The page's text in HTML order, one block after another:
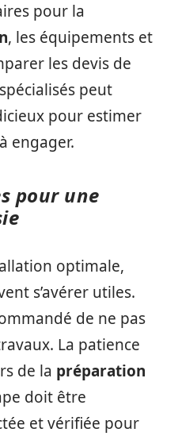
pour la
, les équipements et
les devis de
peut
pour estimer
engager.
pour une
optimale,
s’avérer utiles.
de ne pas
La patience
de la préparation
doit être
et vérifiée pour